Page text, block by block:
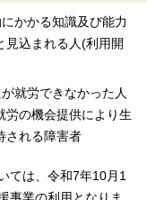
かかる知識及び能力
見込まれる人(利用開
就労できなかった人
労の機会提供により生
される障害者
ては、令和7年10月1
事業の利用となりま